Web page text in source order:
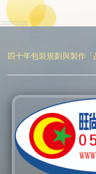
四十年包裝規劃與製作「